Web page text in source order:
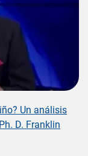
Un análisis
D. Franklin